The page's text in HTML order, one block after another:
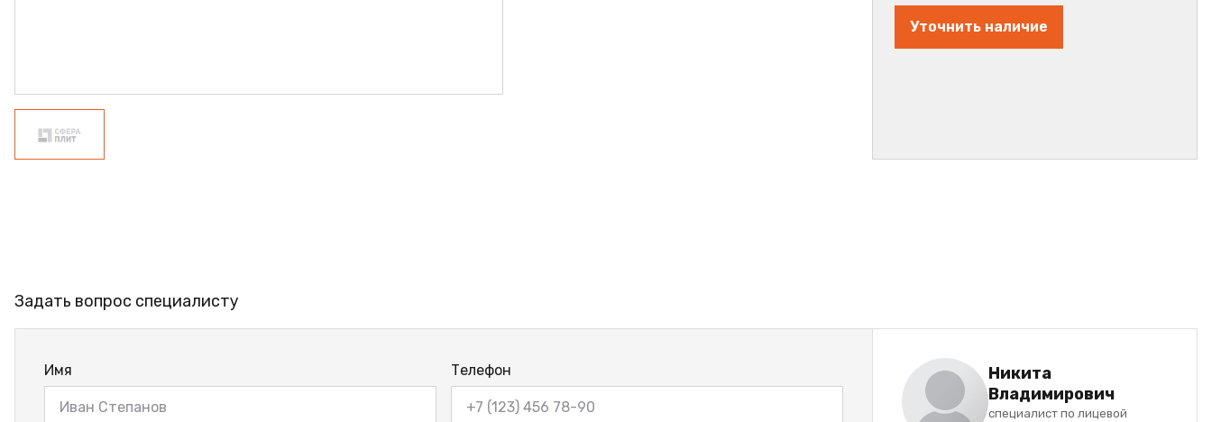
Уточнить наличие
Задать вопрос специалисту
Имя Телефон
Никита
Владимирович
специалист по лицевой